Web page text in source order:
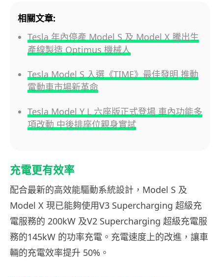
相關文章:
Tesla 年內停產 Model S 及 Model X 騰出生
產線製造 Optimus 機械人
Tesla Model S 入選《TIME》最佳發明 推動
電動車市場新革命
Tesla Model Y L 六座版正式登場 車內功能多
項改動 中後排座位親身實試
充電更有效率
配合最新的高效能驅動系統設計，Model S 及
Model X 現已能夠使用V3 Supercharging 超級充
電服務的 200kW 及V2 Supercharging 超級充電服
務的145kW 的功率充電。充電速度上的改進，讓車
輛的充電效率提升 50%。